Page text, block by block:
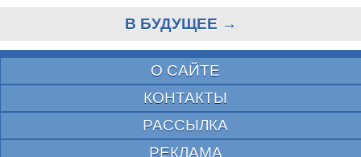
В БУДУЩЕЕ →
О САЙТЕ
КОНТАКТЫ
РАССЫЛКА
РЕКЛАМА